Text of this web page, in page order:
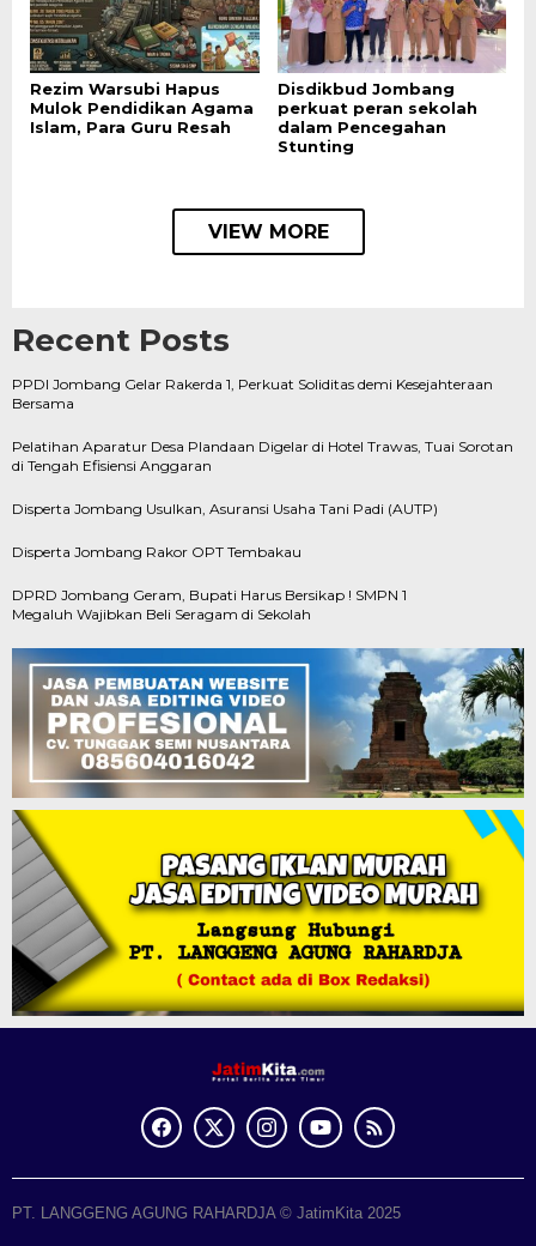
Rezim Warsubi Hapus
Mulok Pendidikan Agama
Islam, Para Guru Resah
Disdikbud Jombang
perkuat peran sekolah
dalam Pencegahan
Stunting
VIEW MORE
Recent Posts
PPDI Jombang Gelar Rakerda 1, Perkuat Soliditas demi Kesejahteraan
Bersama
Pelatihan Aparatur Desa Plandaan Digelar di Hotel Trawas, Tuai Sorotan
di Tengah Efisiensi Anggaran
Disperta Jombang Usulkan, Asuransi Usaha Tani Padi (AUTP)
Disperta Jombang Rakor OPT Tembakau
DPRD Jombang Geram, Bupati Harus Bersikap ! SMPN 1
Megaluh Wajibkan Beli Seragam di Sekolah
PT. LANGGENG AGUNG RAHARDJA © JatimKita 2025